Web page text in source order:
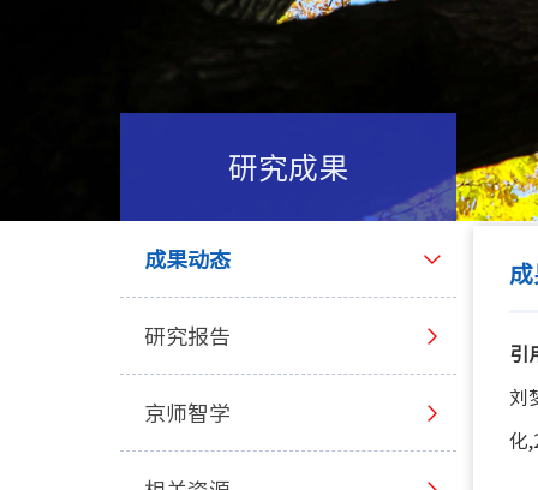
研究成果
成果动态
研究报告
京师智学
引
刘
化